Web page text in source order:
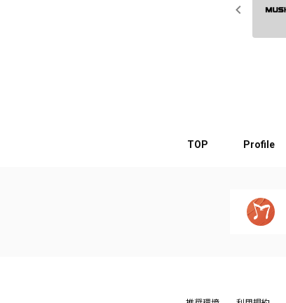
TOP Profile